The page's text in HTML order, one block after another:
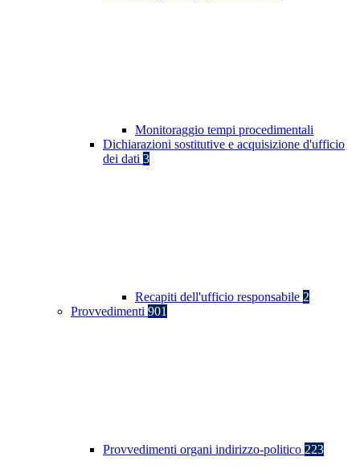
Monitoraggio tempi procedimentali
Dichiarazioni sostitutive e acquisizione d'ufficio
dei dati 3
Recapiti dell'ufficio responsabile 2
Provvedimenti 901
Provvedimenti organi indirizzo-politico 223